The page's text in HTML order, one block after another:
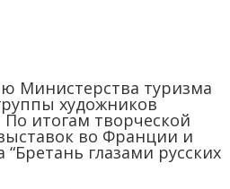
Министерства туризма
художников
итогам творческой
во Франции и
глазами русских